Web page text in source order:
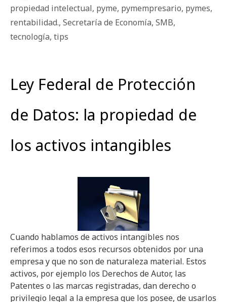
propiedad intelectual, pyme, pymempresario, pymes,
rentabilidad., Secretaría de Economía, SMB,
tecnología, tips
Ley Federal de Protección
de Datos: la propiedad de
los activos intangibles
Cuando hablamos de activos intangibles nos
referimos a todos esos recursos obtenidos por una
empresa y que no son de naturaleza material. Estos
activos, por ejemplo los Derechos de Autor, las
Patentes o las marcas registradas, dan derecho o
privilegio legal a la empresa que los posee, de usarlos